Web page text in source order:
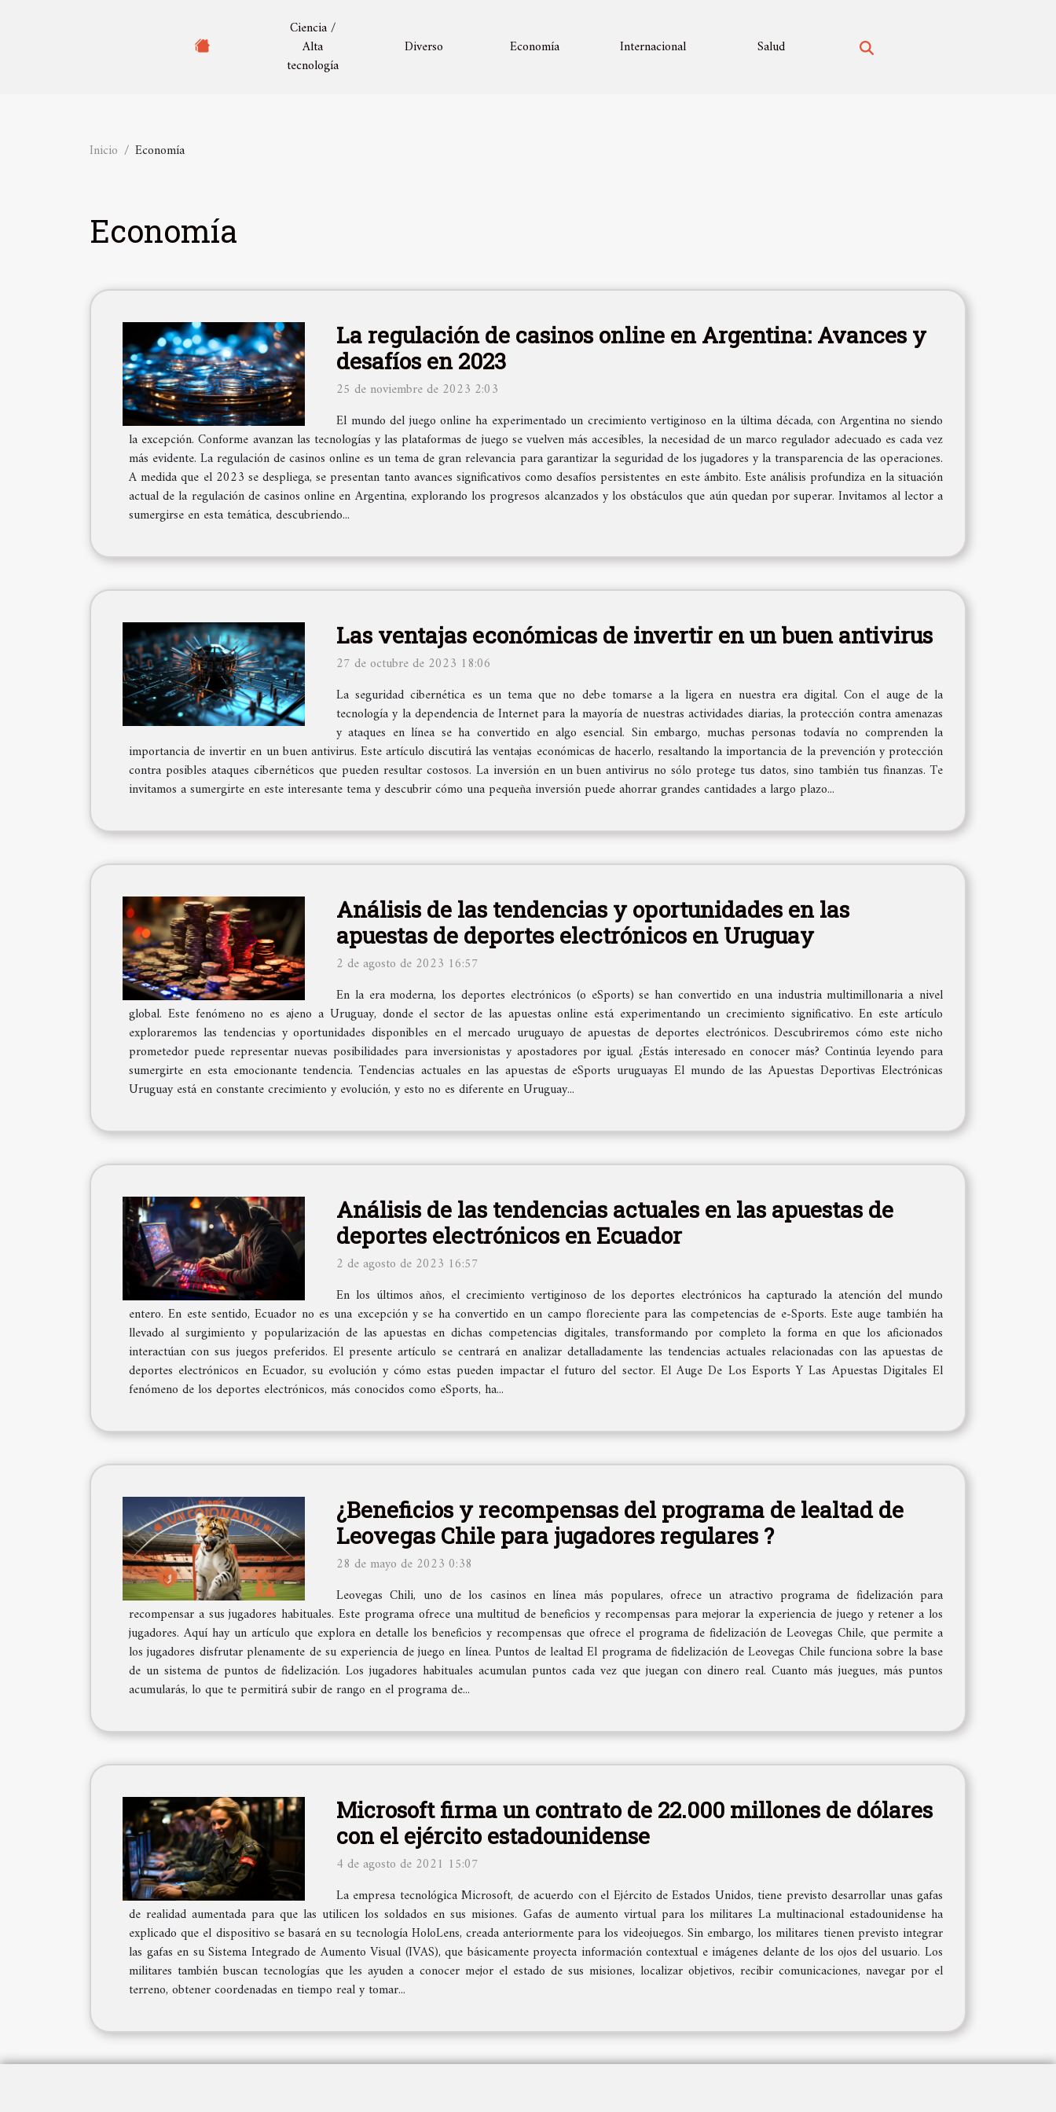
Ciencia /
Alta
tecnología
Diverso Economía Internacional Salud
Inicio Economía
Economía
La regulación de casinos online en Argentina: Avances y
desafíos en 2023
25 de noviembre de 2023 2:03
El mundo del juego online ha experimentado un crecimiento vertiginoso en la última década, con Argentina no siendo
la excepción. Conforme avanzan las tecnologías y las plataformas de juego se vuelven más accesibles, la necesidad de un marco regulador adecuado es cada vez
más evidente. La regulación de casinos online es un tema de gran relevancia para garantizar la seguridad de los jugadores y la transparencia de las operaciones.
A medida que el 2023 se despliega, se presentan tanto avances significativos como desafíos persistentes en este ámbito. Este análisis profundiza en la situación
actual de la regulación de casinos online en Argentina, explorando los progresos alcanzados y los obstáculos que aún quedan por superar. Invitamos al lector a
sumergirse en esta temática, descubriendo...
Las ventajas económicas de invertir en un buen antivirus
27 de octubre de 2023 18:06
La seguridad cibernética es un tema que no debe tomarse a la ligera en nuestra era digital. Con el auge de la
tecnología y la dependencia de Internet para la mayoría de nuestras actividades diarias, la protección contra amenazas
y ataques en línea se ha convertido en algo esencial. Sin embargo, muchas personas todavía no comprenden la
importancia de invertir en un buen antivirus. Este artículo discutirá las ventajas económicas de hacerlo, resaltando la importancia de la prevención y protección
contra posibles ataques cibernéticos que pueden resultar costosos. La inversión en un buen antivirus no sólo protege tus datos, sino también tus finanzas. Te
invitamos a sumergirte en este interesante tema y descubrir cómo una pequeña inversión puede ahorrar grandes cantidades a largo plazo...
Análisis de las tendencias y oportunidades en las
apuestas de deportes electrónicos en Uruguay
2 de agosto de 2023 16:57
En la era moderna, los deportes electrónicos (o eSports) se han convertido en una industria multimillonaria a nivel
global. Este fenómeno no es ajeno a Uruguay, donde el sector de las apuestas online está experimentando un crecimiento significativo. En este artículo
exploraremos las tendencias y oportunidades disponibles en el mercado uruguayo de apuestas de deportes electrónicos. Descubriremos cómo este nicho
prometedor puede representar nuevas posibilidades para inversionistas y apostadores por igual. ¿Estás interesado en conocer más? Continúa leyendo para
sumergirte en esta emocionante tendencia. Tendencias actuales en las apuestas de eSports uruguayas El mundo de las Apuestas Deportivas Electrónicas
Uruguay está en constante crecimiento y evolución, y esto no es diferente en Uruguay...
Análisis de las tendencias actuales en las apuestas de
deportes electrónicos en Ecuador
2 de agosto de 2023 16:57
En los últimos años, el crecimiento vertiginoso de los deportes electrónicos ha capturado la atención del mundo
entero. En este sentido, Ecuador no es una excepción y se ha convertido en un campo floreciente para las competencias de e-Sports. Este auge también ha
llevado al surgimiento y popularización de las apuestas en dichas competencias digitales, transformando por completo la forma en que los aficionados
interactúan con sus juegos preferidos. El presente artículo se centrará en analizar detalladamente las tendencias actuales relacionadas con las apuestas de
deportes electrónicos en Ecuador, su evolución y cómo estas pueden impactar el futuro del sector. El Auge De Los Esports Y Las Apuestas Digitales El
fenómeno de los deportes electrónicos, más conocidos como eSports, ha...
¿Beneficios y recompensas del programa de lealtad de
Leovegas Chile para jugadores regulares ?
28 de mayo de 2023 0:38
Leovegas Chili, uno de los casinos en línea más populares, ofrece un atractivo programa de fidelización para
recompensar a sus jugadores habituales. Este programa ofrece una multitud de beneficios y recompensas para mejorar la experiencia de juego y retener a los
jugadores. Aquí hay un artículo que explora en detalle los beneficios y recompensas que ofrece el programa de fidelización de Leovegas Chile, que permite a
los jugadores disfrutar plenamente de su experiencia de juego en línea. Puntos de lealtad El programa de fidelización de Leovegas Chile funciona sobre la base
de un sistema de puntos de fidelización. Los jugadores habituales acumulan puntos cada vez que juegan con dinero real. Cuanto más juegues, más puntos
acumularás, lo que te permitirá subir de rango en el programa de...
Microsoft firma un contrato de 22.000 millones de dólares
con el ejército estadounidense
4 de agosto de 2021 15:07
La empresa tecnológica Microsoft, de acuerdo con el Ejército de Estados Unidos, tiene previsto desarrollar unas gafas
de realidad aumentada para que las utilicen los soldados en sus misiones. Gafas de aumento virtual para los militares La multinacional estadounidense ha
explicado que el dispositivo se basará en su tecnología HoloLens, creada anteriormente para los videojuegos. Sin embargo, los militares tienen previsto integrar
las gafas en su Sistema Integrado de Aumento Visual (IVAS), que básicamente proyecta información contextual e imágenes delante de los ojos del usuario. Los
militares también buscan tecnologías que les ayuden a conocer mejor el estado de sus misiones, localizar objetivos, recibir comunicaciones, navegar por el
terreno, obtener coordenadas en tiempo real y tomar...